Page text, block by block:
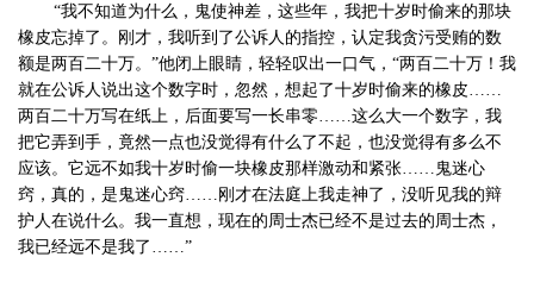
“我不知道为什么，鬼使神差，这些年，我把十岁时偷来的那块
橡皮忘掉了。刚才，我听到了公诉人的指控，认定我贪污受贿的数
额是两百二十万。”他闭上眼睛，轻轻叹出一口气，“两百二十万！我
就在公诉人说出这个数字时，忽然，想起了十岁时偷来的橡皮……
两百二十万写在纸上，后面要写一长串零……这么大一个数字，我
把它弄到手，竟然一点也没觉得有什么了不起，也没觉得有多么不
应该。它远不如我十岁时偷一块橡皮那样激动和紧张……鬼迷心
窍，真的，是鬼迷心窍……刚才在法庭上我走神了，没听见我的辩
护人在说什么。我一直想，现在的周士杰已经不是过去的周士杰，
我已经远不是我了……”